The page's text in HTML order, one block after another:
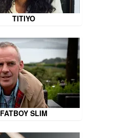
TITIYO
FATBOY SLIM